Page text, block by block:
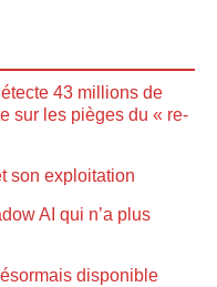
43 millions de
sur les pièges du « re-
son exploitation
AI qui n’a plus
disponible